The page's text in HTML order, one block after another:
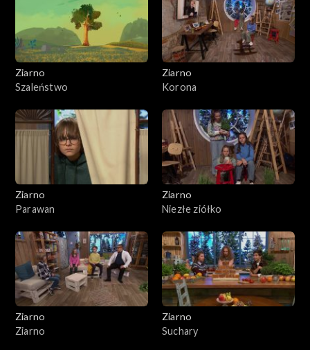
Ziarno
Szaleństwo
Ziarno
Korona
Ziarno
Parawan
Ziarno
Niezłe ziółko
Ziarno
Ziarno
Ziarno
Suchary